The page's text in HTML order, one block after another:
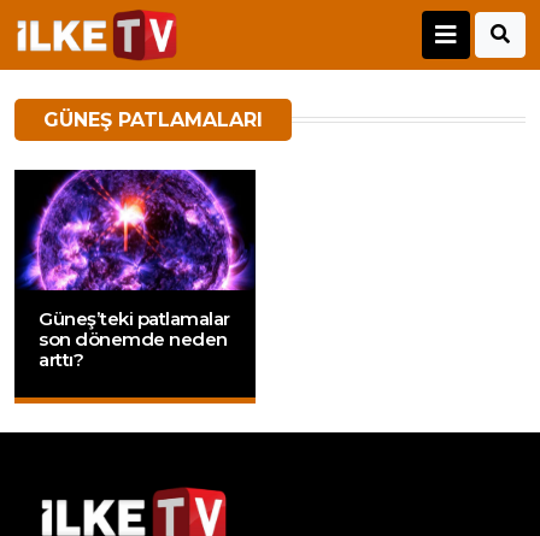
GÜNEŞ PATLAMALARI
Güneş’teki patlamalar
son dönemde neden
arttı?